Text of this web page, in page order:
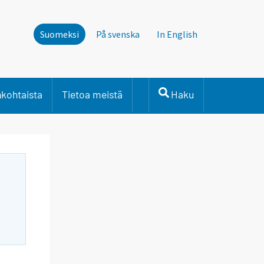
Suomeksi På svenska In English
Tietoa meistä Haku